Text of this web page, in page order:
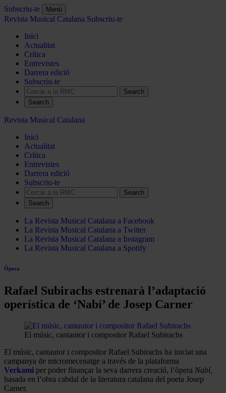
Subscriu-te Menú
Revista Musical Catalana Subscriu-te
Inici
Actualitat
Crítica
Entrevistes
Darrera edició
Subscriu-te
Search
Revista Musical Catalana
Inici
Actualitat
Crítica
Entrevistes
Darrera edició
Subscriu-te
Search
La Revista Musical Catalana a Facebook
La Revista Musical Catalana a Twitter
La Revista Musical Catalana a Instagram
La Revista Musical Catalana a Spotify
Òpera
Rafael Subirachs estrenarà l’adaptació
operística de ‘Nabí’ de Josep Carner
El músic, cantautor i compositor Rafael Subirachs
El músic, cantautor i compositor Rafael Subirachs ha iniciat una
campanya de micromecenatge a través de la plataforma
Verkami per poder finançar la seva darrera creació, l’òpera Nabí,
basada en l’obra cabdal de la literatura catalana del poeta Josep
Carner.